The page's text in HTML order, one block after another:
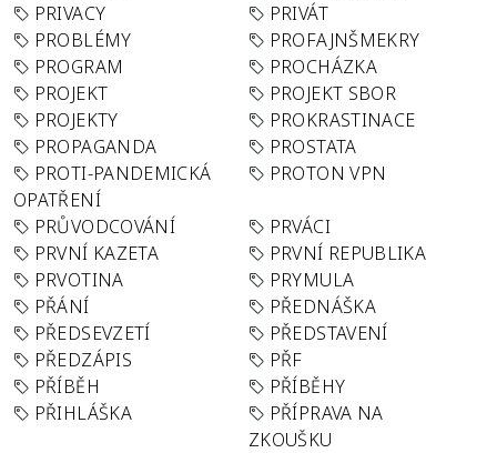
PRIVACY
PRIVÁT
PROBLÉMY
PROFAJNŠMEKRY
PROGRAM
PROCHÁZKA
PROJEKT
PROJEKT SBOR
PROJEKTY
PROKRASTINACE
PROPAGANDA
PROSTATA
PROTI-PANDEMICKÁ
OPATŘENÍ
PROTON VPN
PRŮVODCOVÁNÍ
PRVÁCI
PRVNÍ KAZETA
PRVNÍ REPUBLIKA
PRVOTINA
PRYMULA
PŘÁNÍ
PŘEDNÁŠKA
PŘEDSEVZETÍ
PŘEDSTAVENÍ
PŘEDZÁPIS
PŘF
PŘÍBĚH
PŘÍBĚHY
PŘIHLÁŠKA
PŘÍPRAVA NA
ZKOUŠKU